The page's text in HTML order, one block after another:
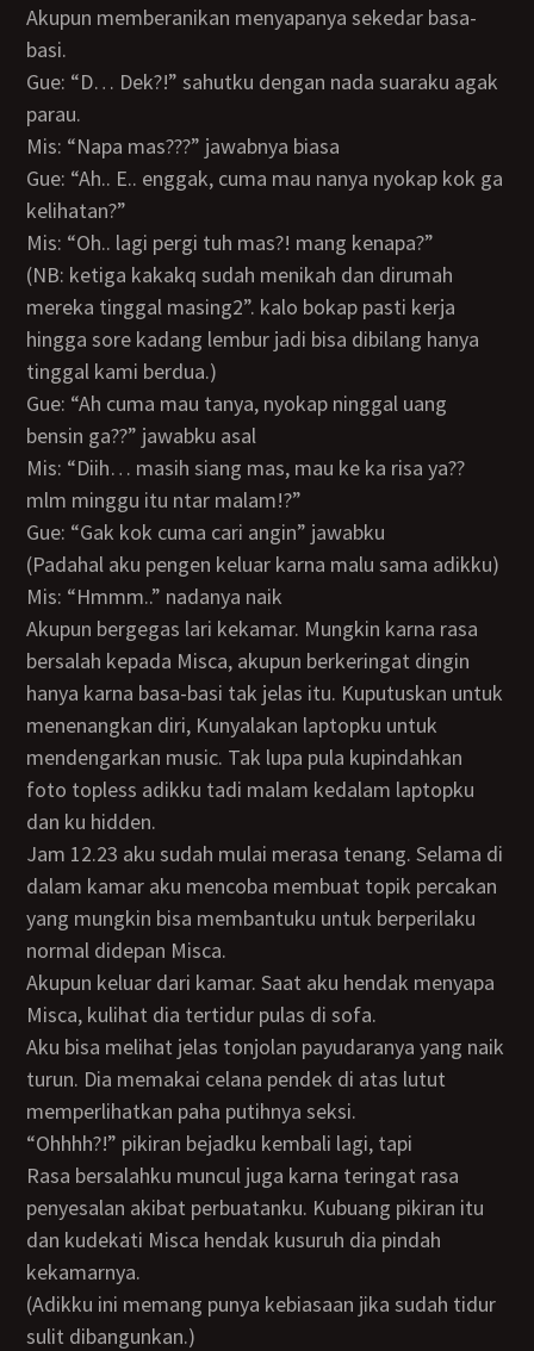
Akupun memberanikan menyapanya sekedar basa-
basi.
Gue: “D… Dek?!” sahutku dengan nada suaraku agak
parau.
Mis: “Napa mas???” jawabnya biasa
Gue: “Ah.. E.. enggak, cuma mau nanya nyokap kok ga
kelihatan?”
Mis: “Oh.. lagi pergi tuh mas?! mang kenapa?”
(NB: ketiga kakakq sudah menikah dan dirumah
mereka tinggal masing2”. kalo bokap pasti kerja
hingga sore kadang lembur jadi bisa dibilang hanya
tinggal kami berdua.)
Gue: “Ah cuma mau tanya, nyokap ninggal uang
bensin ga??” jawabku asal
Mis: “Diih… masih siang mas, mau ke ka risa ya??
mlm minggu itu ntar malam!?”
Gue: “Gak kok cuma cari angin” jawabku
(padahal aku pengen keluar karna malu sama adikku)
Mis: “Hmmm..” nadanya naik
Akupun bergegas lari kekamar. Mungkin karna rasa
bersalah kepada Misca, akupun berkeringat dingin
hanya karna basa-basi tak jelas itu. Kuputuskan untuk
menenangkan diri, Kunyalakan laptopku untuk
mendengarkan music. Tak lupa pula kupindahkan
foto topless adikku tadi malam kedalam laptopku
dan ku hidden.
Jam 12.23 aku sudah mulai merasa tenang. Selama di
dalam kamar aku mencoba membuat topik percakan
yang mungkin bisa membantuku untuk berperilaku
normal didepan Misca.
Akupun keluar dari kamar. Saat aku hendak menyapa
Misca, kulihat dia tertidur pulas di sofa.
Aku bisa melihat jelas tonjolan payudaranya yang naik
turun. Dia memakai celana pendek di atas lutut
memperlihatkan paha putihnya seksi.
“Ohhhh?!” pikiran bejadku kembali lagi, tapi
Rasa bersalahku muncul juga karna teringat rasa
penyesalan akibat perbuatanku. Kubuang pikiran itu
dan kudekati Misca hendak kusuruh dia pindah
kekamarnya.
(Adikku ini memang punya kebiasaan jika sudah tidur
sulit dibangunkan.)